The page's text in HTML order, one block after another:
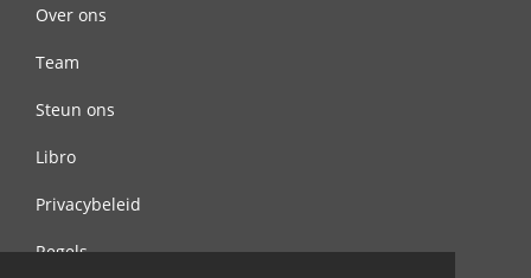
Over ons
Team
Steun ons
Libro
Privacybeleid
Regels